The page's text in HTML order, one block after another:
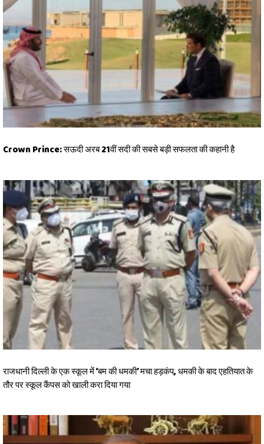
Crown Prince: सऊदी अरब 21वीं सदी की सबसे बड़ी सफलता की कहानी है
राजधानी दिल्ली के एक स्कूल में ‘बम की धमकी’ मचा हड़कंप, धमकी के बाद एहतियात के
तौर पर स्कूल कैंपस को खाली करा दिया गया